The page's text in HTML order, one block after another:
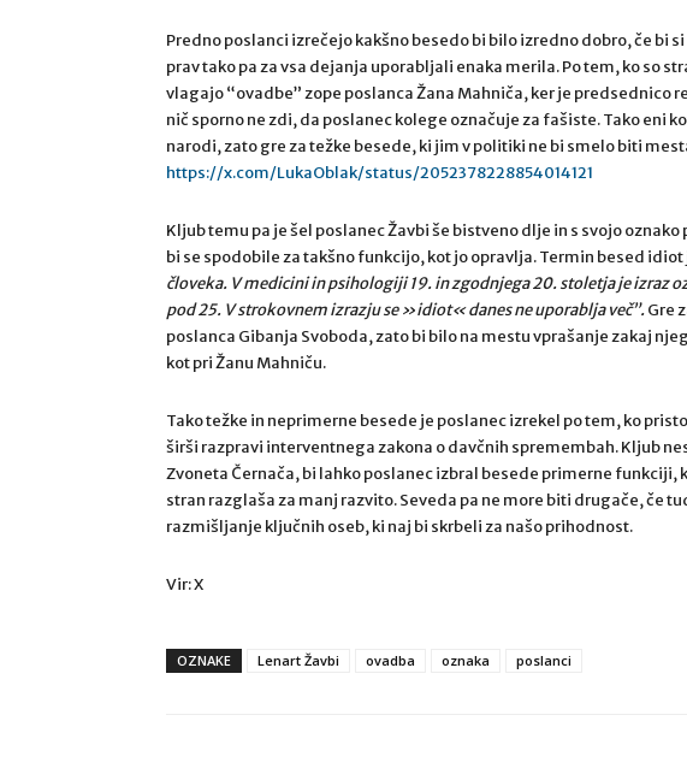
Predno poslanci izrečejo kakšno besedo bi bilo izredno dobro, če bi
prav tako pa za vsa dejanja uporabljali enaka merila. Po tem, ko so
vlagajo “ovadbe” zope poslanca Žana Mahniča, ker je predsednico
nič sporno ne zdi, da poslanec kolege označuje za fašiste. Tako eni
narodi, zato gre za težke besede, ki jim v politiki ne bi smelo biti
https://x.com/LukaOblak/status/2052378228854014121
Kljub temu pa je šel poslanec Žavbi še bistveno dlje in s svojo
bi se spodobile za takšno funkcijo, kot jo opravlja. Termin besed idiot
človeka. V medicini in psihologiji 19. in zgodnjega 20. stoletja je izraz
pod 25. V strokovnem izrazju se »idiot«danes ne uporablja več”.Gre
poslanca Gibanja Svoboda, zato bi bilo na mestu vprašanje zakaj
kot pri Žanu Mahniču.
Tako težke in neprimerne besede je poslanec izrekel po tem, ko
širši razpravi interventnega zakona o davčnih spremembah. Kljub
Zvoneta Černača, bi lahko poslanec izbral besede primerne funkciji,
stran razglaša za manj razvito. Seveda pa ne more biti drugače, če
razmišljanje ključnih oseb, ki naj bi skrbeli za našo prihodnost.
Vir: X
OZNAKE Lenart Žavbi ovadba oznaka poslanci